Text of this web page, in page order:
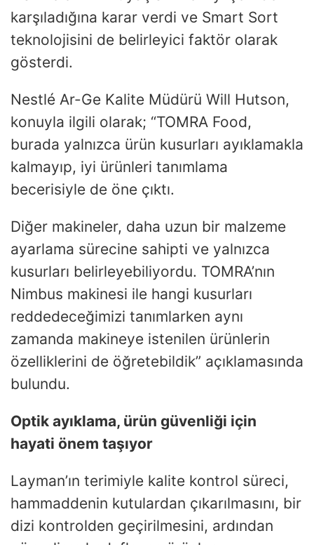
karşıladığına karar verdi ve Smart Sort
teknolojisini de belirleyici faktör olarak
gösterdi.
Nestlé Ar-Ge Kalite Müdürü Will Hutson,
konuyla ilgili olarak; “TOMRA Food,
burada yalnızca ürün kusurları ayıklamakla
kalmayıp, iyi ürünleri tanımlama
becerisiyle de öne çıktı.
Diğer makineler, daha uzun bir malzeme
ayarlama sürecine sahipti ve yalnızca
kusurları belirleyebiliyordu. TOMRA’nın
Nimbus makinesi ile hangi kusurları
reddedeceğimizi tanımlarken aynı
zamanda makineye istenilen ürünlerin
özelliklerini de öğretebildik” açıklamasında
bulundu.
Optik ayıklama, ürün güvenliği için
hayati önem taşıyor
Layman’ın terimiyle kalite kontrol süreci,
hammaddenin kutulardan çıkarılmasını, bir
dizi kontrolden geçirilmesini, ardından